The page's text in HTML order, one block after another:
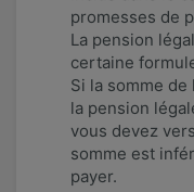
promesses de
La pension
certaine
Si la somme
la pension
vous devez
somme est
payer.